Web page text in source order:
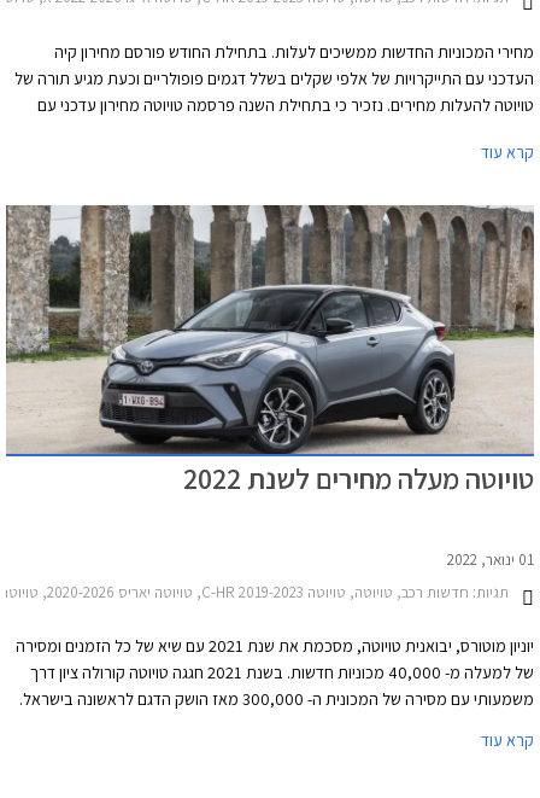
מחירי המכוניות החדשות ממשיכים לעלות. בתחילת החודש פורסם מחירון קיה
העדכני עם התייקרויות של אלפי שקלים בשלל דגמים פופולריים וכעת מגיע תורה של
טויוטה להעלות מחירים. נזכיר כי בתחילת השנה פרסמה טויוטה מחירון עדכני עם
היצרנית על פיה עקב עיכובים בשרשרת האספקה חלו שינויים בתכניות הייצור ביניהם
שיווקה של טויוטה יאריס הופסק לפני מספר חודשים בעוד דגמים נוספים לא יסופקו
ללקוחות עד לסוף השנה.
קרא עוד
טויוטה מעלה מחירים לשנת 2022
01 ינואר, 2022
תגיות: חדשות רכב, טויוטה, טויוטה C-HR 2019-2023, טויוטה יאריס 2020-2026, טויוטה יאריס קרוס 2021-2026, טויוטה לנד קרוזר ארוך 2020-2024, טויוטה לנד קרוזר קצר 2020-2024, טויוטה קאמרי הייבריד 2021-2024, טויוטה ראב 4 2019-2026, טויוטה קורולה סטיישן 2019-2023טויוטה קורולה 2019-2023
יוניון מוטורס, יבואנית טויוטה, מסכמת את שנת 2021 עם שיא של כל הזמנים ומסירה
של למעלה מ- 40,000 מכוניות חדשות. בשנת 2021 חגגה טויוטה קורולה ציון דרך
משמעותי עם מסירה של המכונית ה- 300,000 מאז הושק הדגם לראשונה בישראל.
קרא עוד